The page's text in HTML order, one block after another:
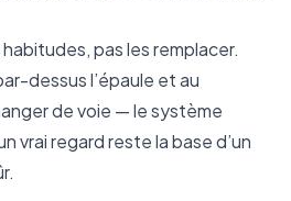
pas les remplacer.
dessus l’épaule et au
de voie — le système
vrai regard reste la base d’un